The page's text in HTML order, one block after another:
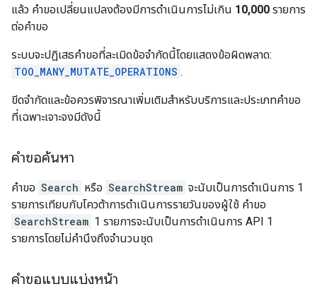
แล้ว คำขอเปลี่ยนแปลงต้องมีการดำเนินการไม่เกิน 10,000 รายการ
ต่อคำขอ
ระบบจะปฏิเสธคำขอที่ละเมิดข้อจำกัดนี้โดยแสดงข้อผิดพลาด:
TOO_MANY_MUTATE_OPERATIONS .
ขีดจำกัดและข้อควรพิจารณาเพิ่มเติมสำหรับบริการและประเภทคำขอ
ที่เฉพาะเจาะจงมีดังนี้
คำขอค้นหา
คำขอ Search หรือ SearchStream จะนับเป็นการดำเนินการ 1
รายการเทียบกับโควต้าการดำเนินการรายวันของผู้ใช้ คำขอ
SearchStream 1 รายการจะนับเป็นการดำเนินการ API 1
รายการโดยไม่คำนึงถึงจำนวนชุด
คำขอแบบแบ่งหน้า